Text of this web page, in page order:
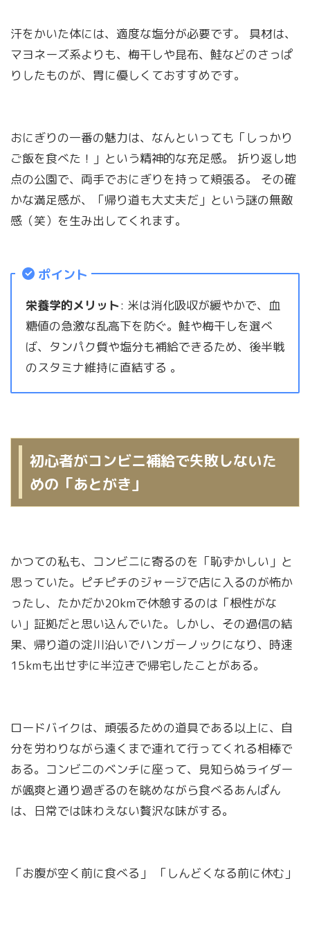
汗をかいた体には、適度な塩分が必要です。 具材は、
マヨネーズ系よりも、梅干しや昆布、鮭などのさっぱ
りしたものが、胃に優しくておすすめです。
おにぎりの一番の魅力は、なんといっても「しっかり
ご飯を食べた！」という精神的な充足感。 折り返し地
点の公園で、両手でおにぎりを持って頬張る。 その確
かな満足感が、「帰り道も大丈夫だ」という謎の無敵
感（笑）を生み出してくれます。
ポイント
栄養学的メリット: 米は消化吸収が緩やかで、血
糖値の急激な乱高下を防ぐ。鮭や梅干しを選べ
ば、タンパク質や塩分も補給できるため、後半戦
のスタミナ維持に直結する 。
初心者がコンビニ補給で失敗しないた
めの「あとがき」
かつての私も、コンビニに寄るのを「恥ずかしい」と
思っていた。ピチピチのジャージで店に入るのが怖か
ったし、たかだか20kmで休憩するのは「根性がな
い」証拠だと思い込んでいた。しかし、その過信の結
果、帰り道の淀川沿いでハンガーノックになり、時速
15kmも出せずに半泣きで帰宅したことがある。
ロードバイクは、頑張るための道具である以上に、自
分を労わりながら遠くまで連れて行ってくれる相棒で
ある。コンビニのベンチに座って、見知らぬライダー
が颯爽と通り過ぎるのを眺めながら食べるあんぱん
は、日常では味わえない贅沢な味がする。
「お腹が空く前に食べる」 「しんどくなる前に休む」